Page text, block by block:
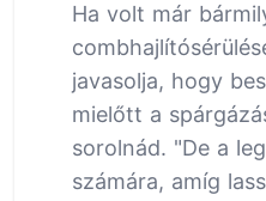
Ha volt már
javasolja, hogy
mielőtt a
sorolnád. "De a
számára, amíg